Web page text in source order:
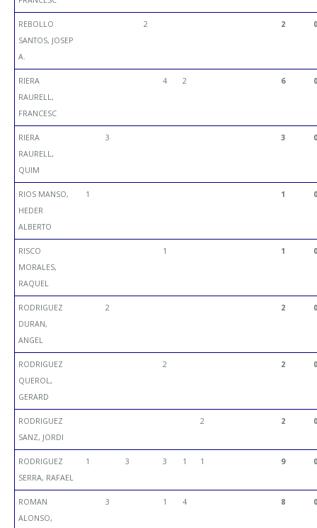
REBOLLO
SANTOS, JOSEP
A.
2 2 0
RIERA
RAURELL,
FRANCESC
4 2 6 0
RIERA
RAURELL,
QUIM
3 3 0
RIOS MANSO,
HEDER
ALBERTO
1 1 0
RISCO
MORALES,
RAQUEL
1 1 0
RODRIGUEZ
DURAN,
ANGEL
2 2 0
RODRIGUEZ
QUEROL,
GERARD
2 2 0
RODRIGUEZ
SANZ, JORDI
2 2 0
RODRIGUEZ
SERRA, RAFAEL
1 3 3 1 1 9 0
ROMAN
ALONSO,
3 1 4 8 0